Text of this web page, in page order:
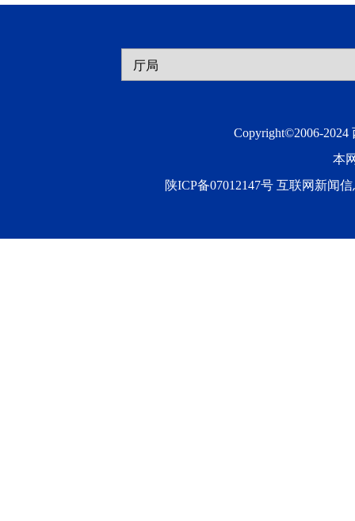
Copyright©2006-2024
本
陕ICP备07012147号 互联网新闻